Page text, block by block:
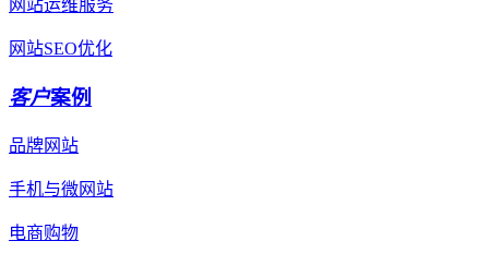
网站运维服务
网站SEO优化
客户案例
品牌网站
手机与微网站
电商购物